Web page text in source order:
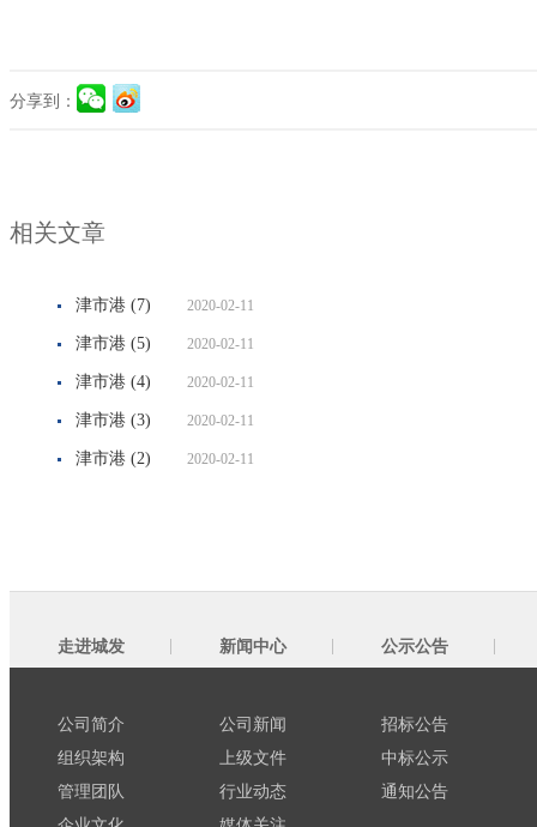
分享到：
相关文章
津市港 (7) 2020-02-11
津市港 (5) 2020-02-11
津市港 (4) 2020-02-11
津市港 (3) 2020-02-11
津市港 (2) 2020-02-11
走进城发
公司简介
组织架构
管理团队
新闻中心
公司新闻
上级文件
行业动态
公示公告
招标公告
中标公示
通知公告